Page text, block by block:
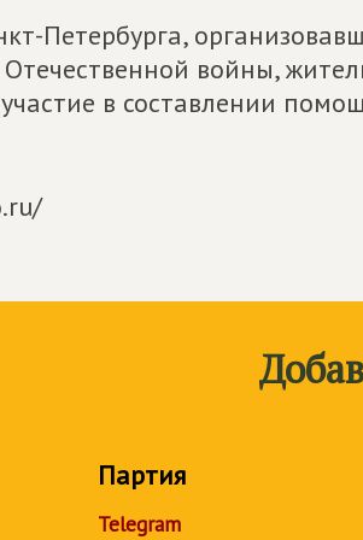
Петербурга,
войны,
в составлении
Партия
Telegram